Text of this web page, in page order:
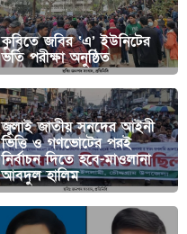
কুবিতে জবির ‘এ’ ইউনিটের
ভর্তি পরীক্ষা অনুষ্ঠিত
জুলাই জাতীয় সনদের আইনী
ভিত্তি ও গণভোটের পরই
নির্বাচন দিতে হবে-মাওলানা
আবদুল হালিম